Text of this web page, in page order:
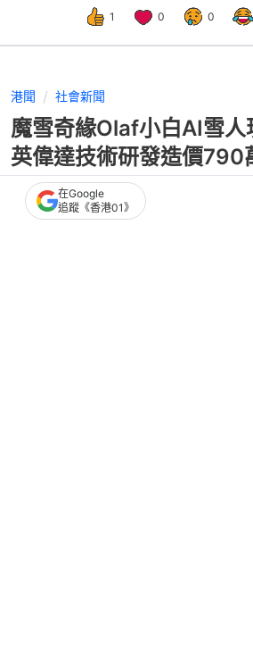
1 0 0
港聞 社會新聞
魔雪奇緣Olaf小白AI雪
英偉達技術研發造價790
在Google
追蹤《香港01》